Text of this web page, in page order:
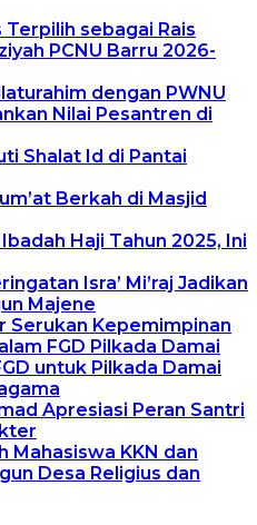
Terpilih sebagai Rais
PCNU Barru 2026-
dengan PWNU
Nilai Pesantren di
Shalat Id di Pantai
Berkah di Masjid
Haji Tahun 2025, Ini
Isra’ Mi’raj Jadikan
Majene
Serukan Kepemimpinan
FGD Pilkada Damai
untuk Pilkada Damai
Apresiasi Peran Santri
Mahasiswa KKN dan
Desa Religius dan